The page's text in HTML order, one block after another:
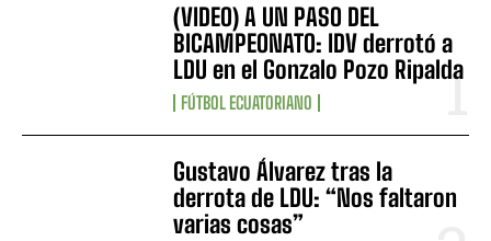
(VIDEO) A UN PASO DEL
BICAMPEONATO: IDV derrotó a
LDU en el Gonzalo Pozo Ripalda
FÚTBOL ECUATORIANO
Gustavo Álvarez tras la
derrota de LDU: “Nos faltaron
varias cosas”